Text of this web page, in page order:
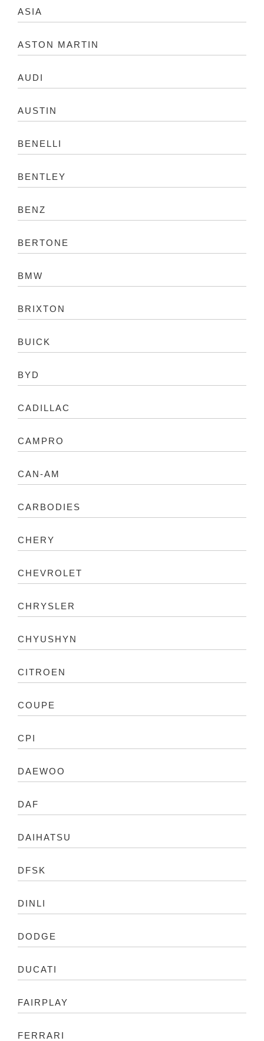
ASIA
ASTON MARTIN
AUDI
AUSTIN
BENELLI
BENTLEY
BENZ
BERTONE
BMW
BRIXTON
BUICK
BYD
CADILLAC
CAMPRO
CAN-AM
CARBODIES
CHERY
CHEVROLET
CHRYSLER
CHYUSHYN
CITROEN
COUPE
CPI
DAEWOO
DAF
DAIHATSU
DFSK
DINLI
DODGE
DUCATI
FAIRPLAY
FERRARI